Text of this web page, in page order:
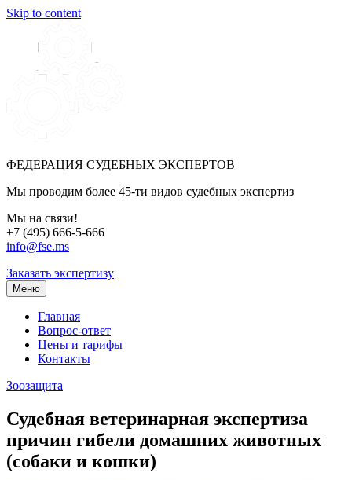
Skip to content
ФЕДЕРАЦИЯ СУДЕБНЫХ ЭКСПЕРТОВ
Мы проводим более 45-ти видов судебных экспертиз
Мы на связи!
+7 (495) 666-5-666
info@fse.ms
Заказать экспертизу
Меню
Главная
Вопрос-ответ
Цены и тарифы
Контакты
Зоозащита
Судебная ветеринарная экспертиза
причин гибели домашних животных
(собаки и кошки)